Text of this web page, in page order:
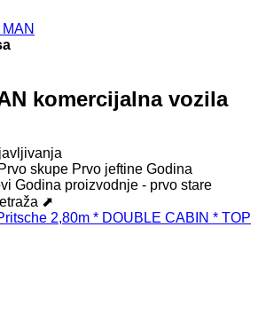
komercijalna vozila
Prvo skupe Prvo jeftine Godina
Godina proizvodnje - prvo stare
⬈